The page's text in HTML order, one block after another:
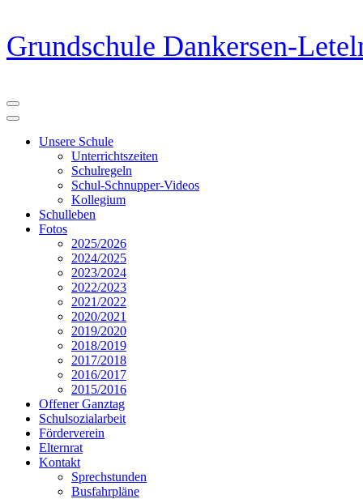
Zum
Inhalt
springen
Grundschule Dankersen-
Unsere Schule
Unterrichtszeiten
Schulregeln
Schul-Schnupper-Videos
Kollegium
Schulleben
Fotos
2025/2026
2024/2025
2023/2024
2022/2023
2021/2022
2020/2021
2019/2020
2018/2019
2017/2018
2016/2017
2015/2016
Offener Ganztag
Schulsozialarbeit
Förderverein
Elternrat
Kontakt
Sprechstunden
Busfahrpläne